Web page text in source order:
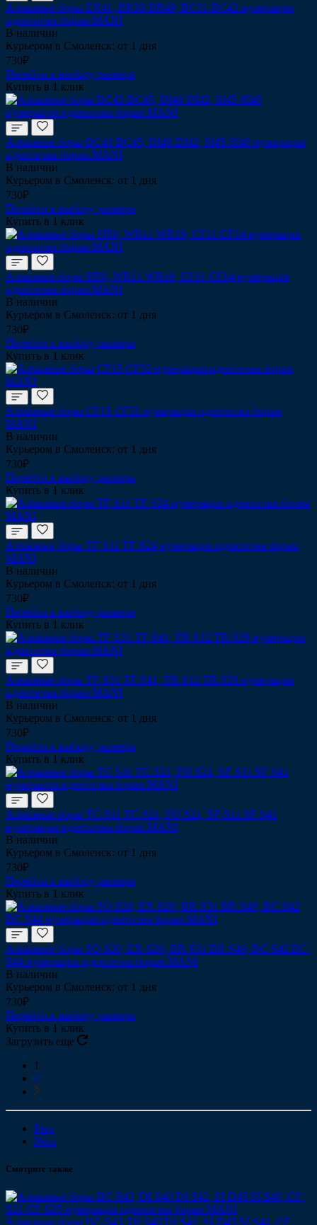
Алмазные боры EX41, BR30-BR49, BC31-BC42 нумерация
идентична борам MANI
В наличии
Курьером в Смоленск: от 1 дня
730₽
Перейти к выбору размера
Купить в 1 клик
Алмазные боры BC43-BC45, DI40-DI42, SI45-SI48 нумерация
идентична борам MANI
В наличии
Курьером в Смоленск: от 1 дня
730₽
Перейти к выбору размера
Купить в 1 клик
Алмазные боры SI50, WR11-WR19, CF11-CF14 нумерация
идентична борам MANI
В наличии
Курьером в Смоленск: от 1 дня
730₽
Перейти к выбору размера
Купить в 1 клик
Алмазные боры CF15-CF32 нумерация идентична борам
MANI
В наличии
Курьером в Смоленск: от 1 дня
730₽
Перейти к выбору размера
Купить в 1 клик
Алмазные боры TF-S11 TF-S24 нумерация идентична борам
MANI
В наличии
Курьером в Смоленск: от 1 дня
730₽
Перейти к выбору размера
Купить в 1 клик
Алмазные боры TF-S31 TF-S41, TR-S12 TR-S29 нумерация
идентична борам MANI
В наличии
Курьером в Смоленск: от 1 дня
730₽
Перейти к выбору размера
Купить в 1 клик
Алмазные боры TC-S11 TC-S21, FO-S21, SF-S11 SF-S41
нумерация идентична борам MANI
В наличии
Курьером в Смоленск: от 1 дня
730₽
Перейти к выбору размера
Купить в 1 клик
Алмазные боры SO-S20, EX-S20, BR-S31 BR-S49, BC-S42 BC-
S44 нумерация идентична борам MANI
В наличии
Курьером в Смоленск: от 1 дня
730₽
Перейти к выбору размера
Купить в 1 клик
Загрузить еще
1
2
Prev
Next
Смотрите также
Алмазные боры BC-S43, DI-S40 DI-S42, SI-D45 SI-S48, CF-